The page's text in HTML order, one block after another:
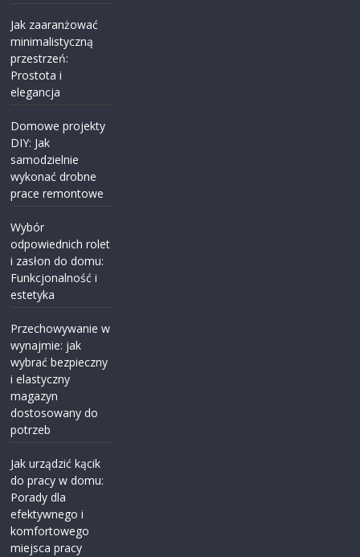
Jak zaaranżować
minimalistyczną
przestrzeń:
Prostota i
elegancja
Domowe projekty
DIY: Jak
samodzielnie
wykonać drobne
prace remontowe
Wybór
odpowiednich rolet
i zasłon do domu:
Funkcjonalność i
estetyka
Przechowywanie w
wynajmie: jak
wybrać bezpieczny
i elastyczny
magazyn
dostosowany do
potrzeb
Jak urządzić kącik
do pracy w domu:
Porady dla
efektywnego i
komfortowego
miejsca pracy